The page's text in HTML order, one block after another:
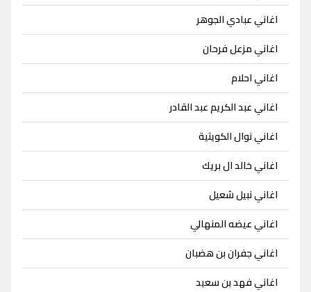
اغاني عبادي الجوهر
اغاني مزعل فرحان
اغاني احلام
اغاني عبد الكريم عبد القادر
اغاني نوال الكويتية
اغاني خالد ال بريك
اغاني نبيل شعيل
اغاني عيضه المنهالي
اغاني جفران بن هضبان
اغاني فهد بن سعيد